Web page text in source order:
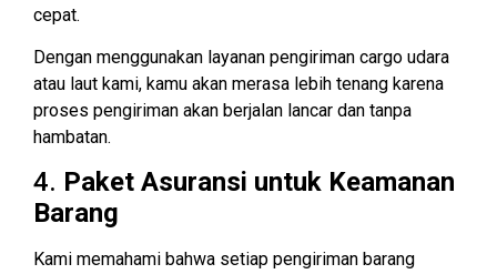
cepat.
Dengan menggunakan layanan pengiriman cargo udara
atau laut kami, kamu akan merasa lebih tenang karena
proses pengiriman akan berjalan lancar dan tanpa
hambatan.
4. Paket Asuransi untuk Keamanan
Barang
Kami memahami bahwa setiap pengiriman barang